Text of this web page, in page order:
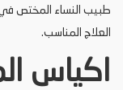
طبيب النساء المختص
العلاج المناسب.
اكياس